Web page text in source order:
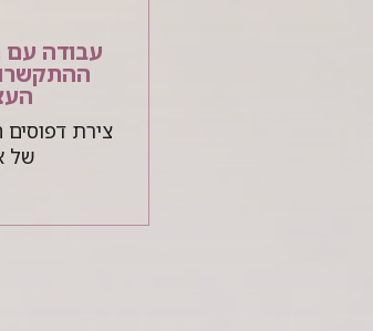
עבודה עם
צירת דפוסים
של